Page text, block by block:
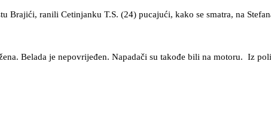
ranili Cetinjanku T.S. (24) pucajući, kako se smatra, na
Belada je nepovrijeđen. Napadači su takođe bili na motoru. Iz